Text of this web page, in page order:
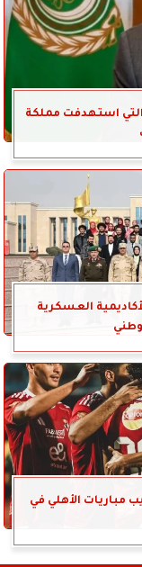
التي استهدفت مملكة
العسكرية
مباريات الأهلي في